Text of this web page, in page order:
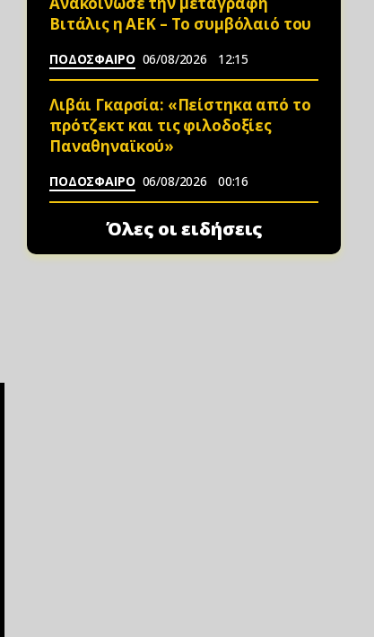
Βιτάλις η ΑΕΚ – Το συμβόλαιό του
ΠΟΔΟΣΦΑΙΡΟ 06/08/2026 12:15
Λιβάι Γκαρσία: «Πείστηκα από το
πρότζεκτ και τις φιλοδοξίες
Παναθηναϊκού»
ΠΟΔΟΣΦΑΙΡΟ 06/08/2026 00:16
Όλες οι ειδήσεις